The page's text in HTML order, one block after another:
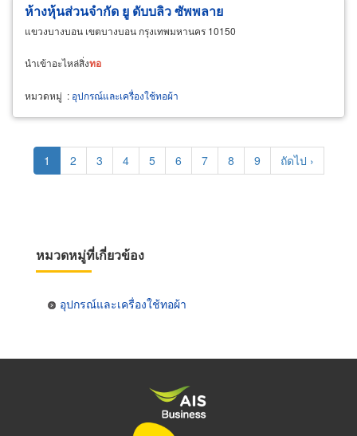
ห้างหุ้นส่วนจำกัด ยู ดับบลิว ซัพพลาย
แขวงบางบอน เขตบางบอน กรุงเทพมหานคร 10150
นำเข้าอะไหล่สิ่งทอ
หมวดหมู่ : อุปกรณ์และเครื่องใช้ทอผ้า
Pagination
Current
page
1 Page
2 Page
3 Page
4 Page
5 Page
6 Page
7 Page
8 Page
9
Next
page
ถัดไป ›
หมวดหมู่ที่เกี่ยวข้อง
อุปกรณ์และเครื่องใช้ทอผ้า